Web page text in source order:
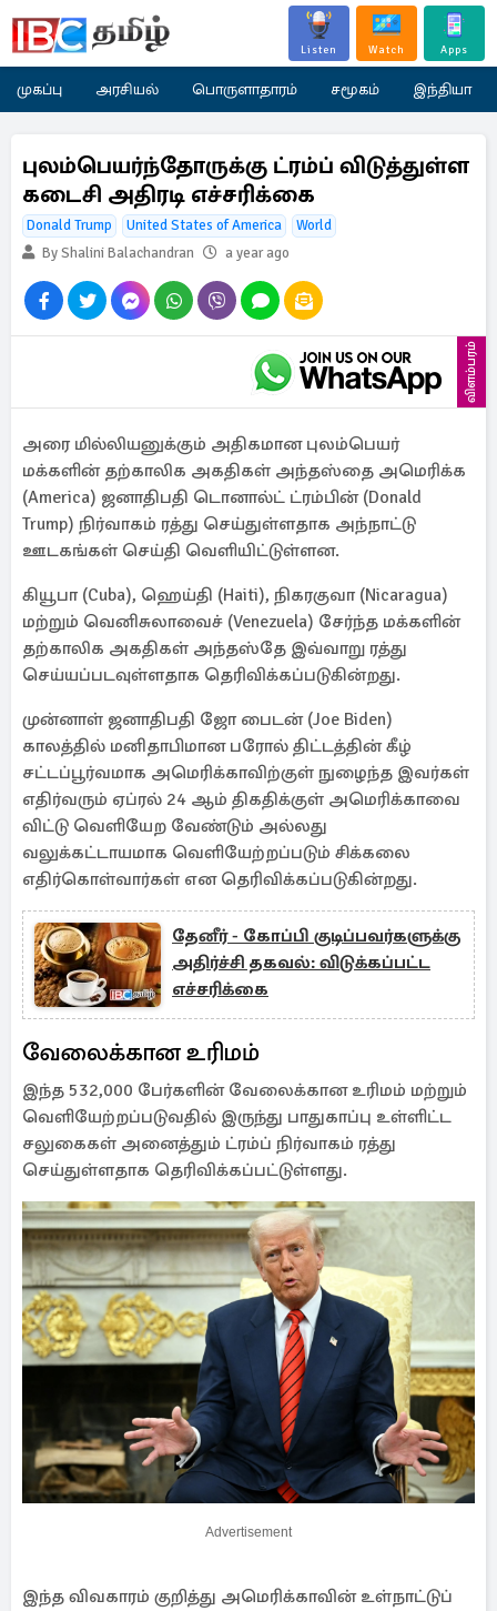
Listen Watch Apps
முகப்பு அரசியல் பொருளாதாரம் சமூகம் இந்தியா
புலம்பெயர்ந்தோருக்கு ட்ரம்ப் விடுத்துள்ள
கடைசி அதிரடி எச்சரிக்கை
Donald Trump United States of America
World
By Shalini Balachandran
a year ago
விளம்பரம்
அரை மில்லியனுக்கும் அதிகமான புலம்பெயர்
மக்களின் தற்காலிக அகதிகள் அந்தஸ்தை அமெரிக்க
(America) ஜனாதிபதி டொனால்ட் ட்ரம்பின் (Donald
Trump) நிர்வாகம் ரத்து செய்துள்ளதாக அந்நாட்டு
ஊடகங்கள் செய்தி வெளியிட்டுள்ளன.
கியூபா (Cuba), ஹெய்தி (Haiti), நிகரகுவா (Nicaragua)
மற்றும் வெனிசுலாவைச் (Venezuela) சேர்ந்த மக்களின்
தற்காலிக அகதிகள் அந்தஸ்தே இவ்வாறு ரத்து
செய்யப்படவுள்ளதாக தெரிவிக்கப்படுகின்றது.
முன்னாள் ஜனாதிபதி ஜோ பைடன் (Joe Biden)
காலத்தில் மனிதாபிமான பரோல் திட்டத்தின் கீழ்
சட்டப்பூர்வமாக அமெரிக்காவிற்குள் நுழைந்த இவர்கள்
எதிர்வரும் ஏப்ரல் 24 ஆம் திகதிக்குள் அமெரிக்காவை
விட்டு வெளியேற வேண்டும் அல்லது
வலுக்கட்டாயமாக வெளியேற்றப்படும் சிக்கலை
எதிர்கொள்வார்கள் என தெரிவிக்கப்படுகின்றது.
தேனீர் - கோப்பி குடிப்பவர்களுக்கு
அதிர்ச்சி தகவல்: விடுக்கப்பட்ட
எச்சரிக்கை
வேலைக்கான உரிமம்
இந்த 532,000 பேர்களின் வேலைக்கான உரிமம் மற்றும்
வெளியேற்றப்படுவதில் இருந்து பாதுகாப்பு உள்ளிட்ட
சலுகைகள் அனைத்தும் ட்ரம்ப் நிர்வாகம் ரத்து
செய்துள்ளதாக தெரிவிக்கப்பட்டுள்ளது.
Advertisement
இந்த விவகாரம் குறித்து அமெரிக்காவின் உள்நாட்டுப்